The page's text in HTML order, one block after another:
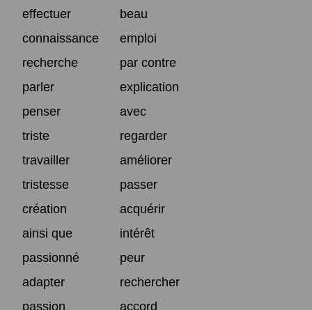
effectuer
beau
connaissance
emploi
recherche
par contre
parler
explication
penser
avec
triste
regarder
travailler
améliorer
tristesse
passer
création
acquérir
ainsi que
intérêt
passionné
peur
adapter
rechercher
passion
accord